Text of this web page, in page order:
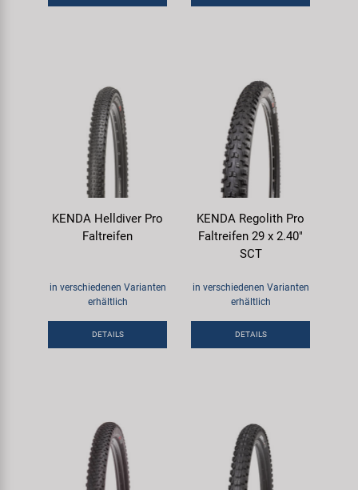
KENDA Helldiver Pro
Faltreifen
in verschiedenen Varianten
erhältlich
DETAILS
KENDA Regolith Pro
Faltreifen 29 x 2.40"
SCT
in verschiedenen Varianten
erhältlich
DETAILS